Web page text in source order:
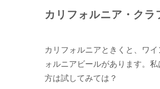
カリフォルニア・クラ
カリフォルニアときくと、ワ
ォルニアビールがあります。
方は試してみては？